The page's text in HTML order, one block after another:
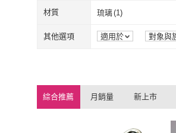
連江縣政府
Elegant-Boutique 新
連江縣政府(1)
無聲音
材質 琉璃(1)
琉璃 (1
其他選項 適用於 對象與
綜合推薦 月銷量 新上市